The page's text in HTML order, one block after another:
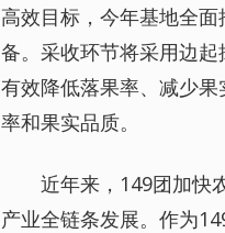
高效目标，今年基地全
备。采收环节将采用边
有效降低落果率、减少
率和果实品质。
近年来，149团加快
产业全链条发展。作为